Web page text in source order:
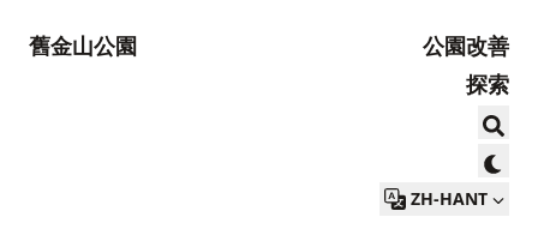
舊金山公園
公園改善
探索
ZH-HANT